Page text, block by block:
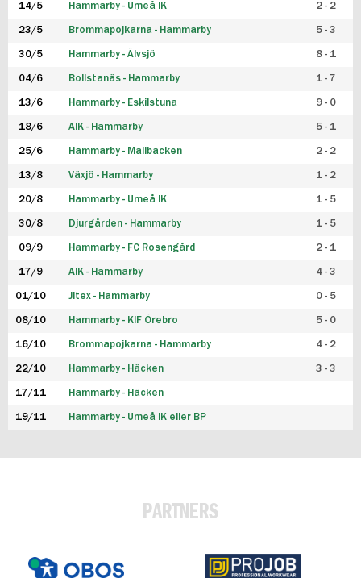
14/5 Hammarby - Umeå IK 2 - 2
23/5 Brommapojkarna - Hammarby 5 - 3
30/5 Hammarby - Älvsjö 8 - 1
04/6 Bollstanäs - Hammarby 1 - 7
13/6 Hammarby - Eskilstuna 9 - 0
18/6 AIK - Hammarby 5 - 1
25/6 Hammarby - Mallbacken 2 - 2
13/8 Växjö - Hammarby 1 - 2
20/8 Hammarby - Umeå IK 1 - 5
30/8 Djurgården - Hammarby 1 - 5
09/9 Hammarby - FC Rosengård 2 - 1
17/9 AIK - Hammarby 4 - 3
01/10 Jitex - Hammarby 0 - 5
08/10 Hammarby - KIF Örebro 5 - 0
16/10 Brommapojkarna - Hammarby 4 - 2
22/10 Hammarby - Häcken 3 - 3
17/11 Hammarby - Häcken
19/11 Hammarby - Umeå IK eller BP
PARTNERS